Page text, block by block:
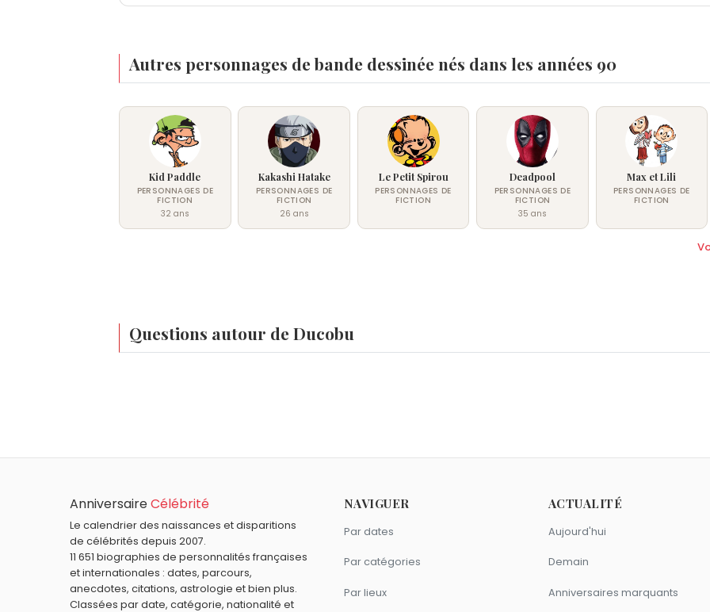
Autres personnages de bande dessinée nés dans les années 90
Kid Paddle
PERSONNAGES DE
FICTION
32 ans
Kakashi Hatake
PERSONNAGES DE
FICTION
26 ans
Le Petit Spirou
PERSONNAGES DE
FICTION
Deadpool
PERSONNAGES DE
FICTION
35 ans
Max et Lili
PERSONNAGES DE
FICTION
Questions autour de Ducobu
AnniversaireCélébrité
Le calendrier des naissances et disparitions
de célébrités depuis 2007.
11 651 biographies de personnalités françaises
et internationales : dates, parcours,
anecdotes, citations, astrologie et bien plus.
Classées par date, catégorie, nationalité et
NAVIGUER
Par dates
Par catégories
Par lieux
ACTUALITÉ
Aujourd'hui
Demain
Anniversaires marquants